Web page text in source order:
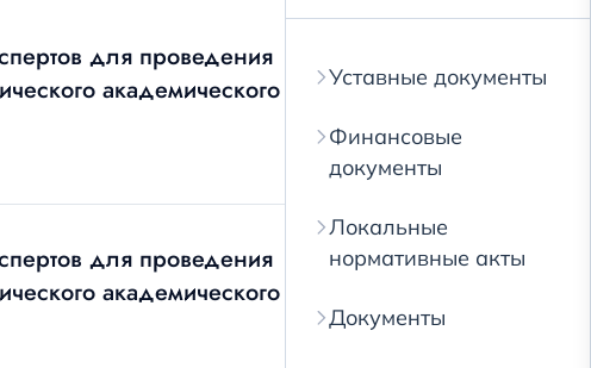
для проведения
академического
для проведения
академического
Уставные документы
Финансовые
документы
Локальные
нормативные акты
Документы